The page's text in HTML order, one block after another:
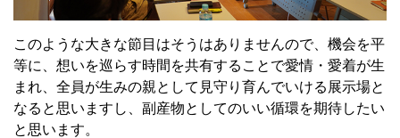
このような大きな節目はそうはありませんので、機会を平
等に、想いを巡らす時間を共有することで愛情・愛着が生
まれ、全員が生みの親として見守り育んでいける展示場と
なると思いますし、副産物としてのいい循環を期待したい
と思います。